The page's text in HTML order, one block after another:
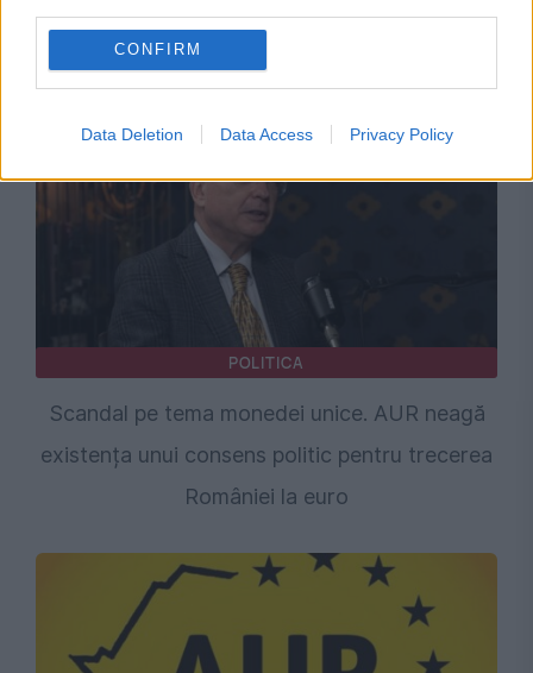
CONFIRM
Data Deletion Data Access Privacy Policy
menținerea centralelor pe cărbune. Critici la
adresa lui Bolojan
POLITICA
Scandal pe tema monedei unice. AUR neagă
existența unui consens politic pentru trecerea
României la euro